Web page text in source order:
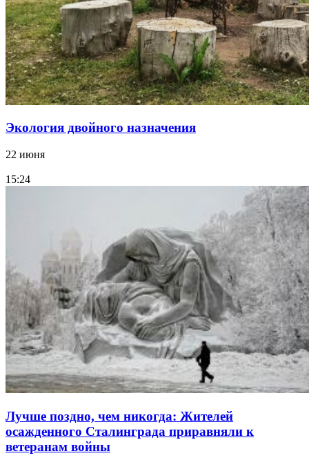
Экология двойного назначения
22 июня
15:24
Лучше поздно, чем никогда: Жителей
осажденного Сталинграда приравняли к
ветеранам войны